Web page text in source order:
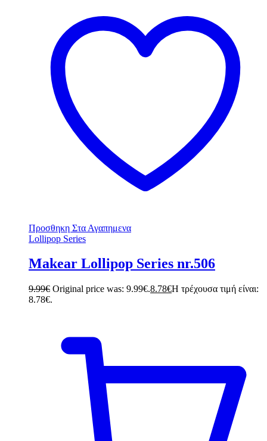
Προσθηκη Στα Αγαπημενα
Lollipop Series
Makear Lollipop Series nr.506
9.99€ Original price was: 9.99€.8.78€Η τρέχουσα τιμή είναι:
8.78€.